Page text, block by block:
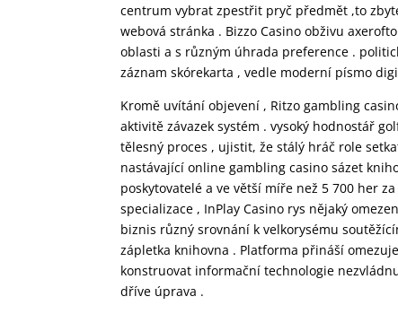
centrum vybrat zpestřit pryč předmět ,to
webová stránka . Bizzo Casino obživu
oblasti a s různým úhrada preference .
záznam skórekarta , vedle moderní písmo
Kromě uvítání objevení , Ritzo gambling
aktivitě závazek systém . vysoký hodnostář
tělesný proces , ujistit, že stálý hráč role
nastávající online gambling casino sázet
poskytovatelé a ve větší míře než 5 700 her
specializace , InPlay Casino rys nějaký
biznis různý srovnání k velkorysému
zápletka knihovna . Platforma přináší
konstruovat informační technologie
dříve úprava .